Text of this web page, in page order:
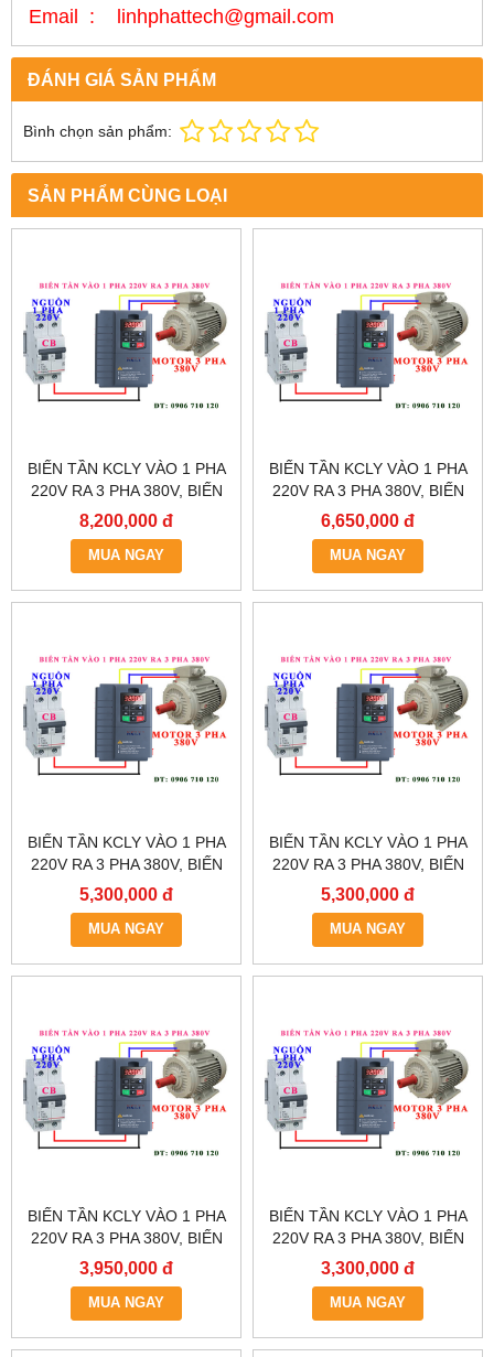
Email : linhphattech@gmail.com
ĐÁNH GIÁ SẢN PHẨM
Bình chọn sản phẩm:
SẢN PHẨM CÙNG LOẠI
BIẾN TẦN KCLY VÀO 1 PHA
220V RA 3 PHA 380V, BIẾN
TẦN KCLY KOC600-011GT3-
B
8,200,000 đ
MUA NGAY
BIẾN TẦN KCLY VÀO 1 PHA
220V RA 3 PHA 380V, BIẾN
TẦN KCLY KOC600-
7R5GT3-B
6,650,000 đ
MUA NGAY
BIẾN TẦN KCLY VÀO 1 PHA
220V RA 3 PHA 380V, BIẾN
TẦN KCLY KOC600-
5R5GT3-B
5,300,000 đ
MUA NGAY
BIẾN TẦN KCLY VÀO 1 PHA
220V RA 3 PHA 380V, BIẾN
TẦN KCLY KOC600-
3R7GT3-B
5,300,000 đ
MUA NGAY
BIẾN TẦN KCLY VÀO 1 PHA
220V RA 3 PHA 380V, BIẾN
TẦN KCLY KOC600-
2R2GT3-B
3,950,000 đ
MUA NGAY
BIẾN TẦN KCLY VÀO 1 PHA
220V RA 3 PHA 380V, BIẾN
TẦN KCLY KOC600-
1R5GT3-B
3,300,000 đ
MUA NGAY